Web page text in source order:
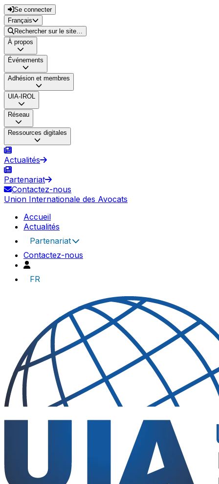
Se connecter
Français
Rechercher sur le site…
À propos
Événements
Adhésion et membres
UIA-IROL
Réseau
Ressources digitales
Actualités
Partenariat
Contactez-nous
Union Internationale des Avocats
Accueil
Actualités
Partenariat
Contactez-nous
FR